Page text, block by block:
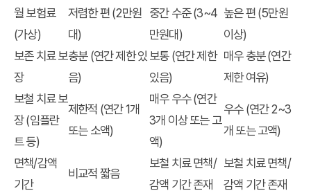
월 보험료
(가상)
저렴한 편 (2만원
대)
중간 수준 (3~4
만원대)
높은 편 (5만원
이상)
보존 치료 보
장
충분 (연간 제한 있
음)
보통 (연간 제한
있음)
매우 충분 (연간
제한 여유)
보철 치료 보
장 (임플란
트 등)
제한적 (연간 1개
또는 소액)
매우 우수 (연간
3개 이상 또는 고
액)
우수 (연간 2~3
개 또는 고액)
면책/감액
기간
비교적 짧음
보철 치료 면책/
감액 기간 존재
보철 치료 면책/
감액 기간 존재